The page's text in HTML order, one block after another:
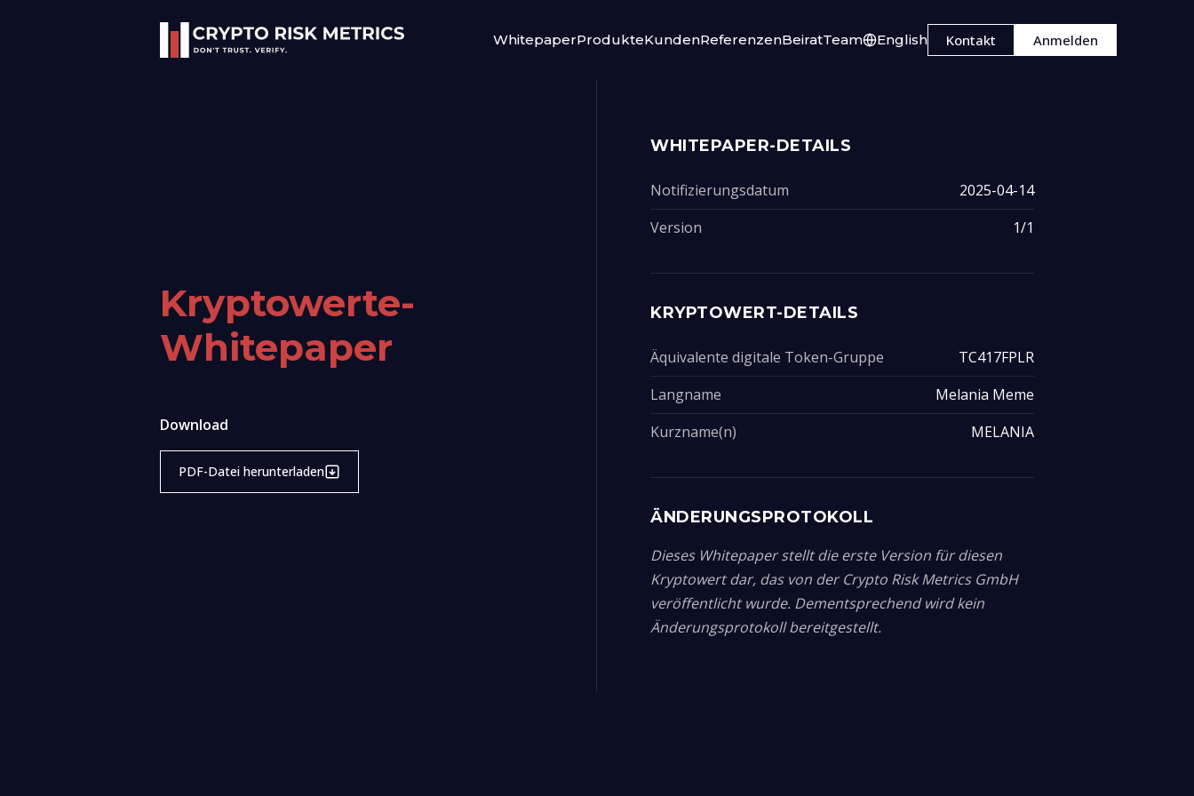
WhitepaperProdukteKundenReferenzenBeiratTeam English Kontakt Anmelden
Kryptowerte-
Whitepaper
Download
PDF-Datei herunterladen
WHITEPAPER-DETAILS
Notifizierungsdatum
2025-04-14
Version
1/1
KRYPTOWERT-DETAILS
Äquivalente digitale Token-Gruppe
TC417FPLR
Langname
Melania Meme
Kurzname(n)
MELANIA
ÄNDERUNGSPROTOKOLL
Dieses Whitepaper stellt die erste Version für diesen
Kryptowert dar, das von der Crypto Risk Metrics GmbH
veröffentlicht wurde. Dementsprechend wird kein
Änderungsprotokoll bereitgestellt.